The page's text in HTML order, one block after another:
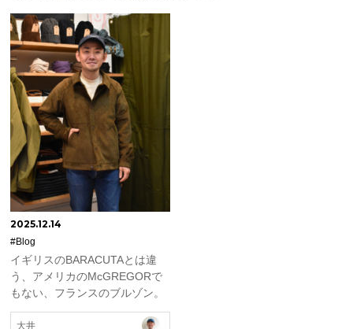
2025.12.14
#Blog
イギリスのBARACUTAとは違
う、アメリカのMcGREGORで
もない、フランスのブルゾン。
大井